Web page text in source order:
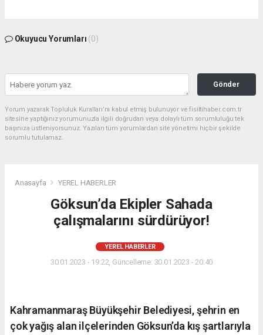
Okuyucu Yorumları (0)
Gönder
Yorum yazarak Topluluk Kuralları’nı kabul etmiş bulunuyor ve fisiltihaber.com.tr
sitesine yaptığınız yorumunuzla ilgili doğrudan veya dolaylı tüm sorumluluğu tek
başınıza üstleniyorsunuz. Yazılan tüm yorumlardan site yönetimi hiçbir şekilde
sorumlu tutulamaz.
Anasayfa YEREL HABERLER
Göksun’da Ekipler Sahada
çalışmalarını sürdürüyor!
YEREL HABERLER
30.01.2023 - 19:22, Güncelleme: 30.01.2023 - 20:40
Kahramanmaraş Büyükşehir Belediyesi, şehrin en
çok yağış alan ilçelerinden Göksun’da kış şartlarıyla